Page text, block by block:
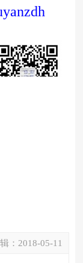
： 2018-05-11